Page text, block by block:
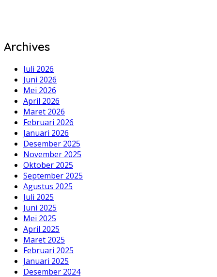
Archives
Juli 2026
Juni 2026
Mei 2026
April 2026
Maret 2026
Februari 2026
Januari 2026
Desember 2025
November 2025
Oktober 2025
September 2025
Agustus 2025
Juli 2025
Juni 2025
Mei 2025
April 2025
Maret 2025
Februari 2025
Januari 2025
Desember 2024